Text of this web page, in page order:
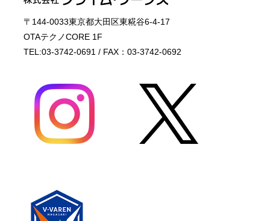
〒144-0033東京都大田区東糀谷6-4-17
OTAテクノCORE 1F
TEL:03-3742-0691 / FAX：03-3742-0692